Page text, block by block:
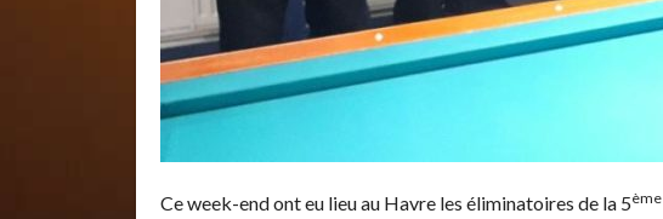
Ce week-end ont eu lieu au Havre les éliminatoires de la 5ème